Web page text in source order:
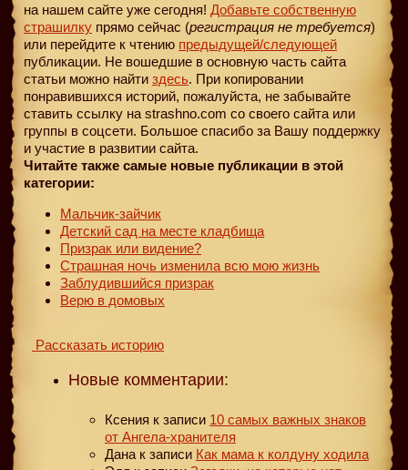
на нашем сайте уже сегодня! Добавьте собственную
страшилку прямо сейчас (регистрация не требуется)
или перейдите к чтению предыдущей/следующей
публикации. Не вошедшие в основную часть сайта
статьи можно найти здесь. При копировании
понравившихся историй, пожалуйста, не забывайте
ставить ссылку на strashno.com со своего сайта или
группы в соцсети. Большое спасибо за Вашу поддержку
и участие в развитии сайта.
Читайте также самые новые публикации в этой
категории:
Мальчик-зайчик
Детский сад на месте кладбища
Призрак или видение?
Страшная ночь изменила всю мою жизнь
Заблудившийся призрак
Верю в домовых
Рассказать историю
Новые комментарии:
Ксения к записи 10 самых важных знаков
от Ангела-хранителя
Дана к записи Как мама к колдуну ходила